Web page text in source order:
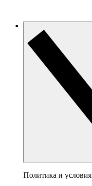
Политика и условия